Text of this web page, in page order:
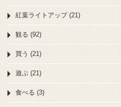
紅葉ライトアップ (21)
観る (92)
買う (21)
遊ぶ (21)
食べる (3)